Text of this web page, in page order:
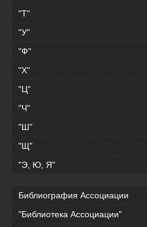
"Т"
"У"
"Ф"
"Х"
"Ц"
"Ч"
"Ш"
"Щ"
"Э, Ю, Я"
Библиография Ассоциации
"Библиотека Ассоциации"